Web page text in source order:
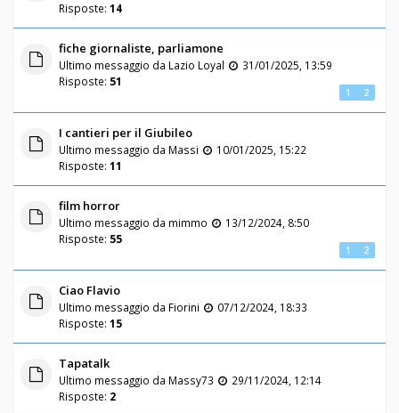
Risposte: 14
fiche giornaliste, parliamone
Ultimo messaggio da Lazio Loyal
31/01/2025, 13:59
Risposte: 51
1 2
I cantieri per il Giubileo
Ultimo messaggio da Massi
10/01/2025, 15:22
Risposte: 11
film horror
Ultimo messaggio da mimmo
13/12/2024, 8:50
Risposte: 55
1 2
Ciao Flavio
Ultimo messaggio da Fiorini
07/12/2024, 18:33
Risposte: 15
Tapatalk
Ultimo messaggio da Massy73
29/11/2024, 12:14
Risposte: 2